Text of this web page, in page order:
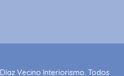
Vecino Interiorismo. Todos